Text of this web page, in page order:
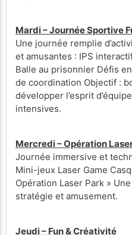
Mardi – Journée Sportive
Une journée remplie
et amusantes : IPS
Balle au prisonnier Défis
de coordination Objectif :
développer l’esprit
intensives.
Mercredi – Opération
Journée immersive et
Mini-jeux Laser Game
Opération Laser Park »
stratégie et amusement.
Jeudi – Fun & Créativité